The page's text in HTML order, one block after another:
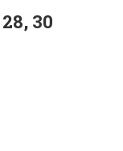
30